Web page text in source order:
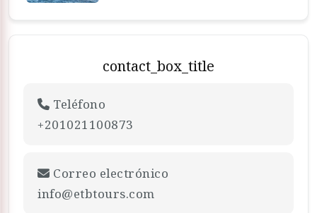
contact_box_title
Teléfono
+201021100873
Correo electrónico
info@etbtours.com